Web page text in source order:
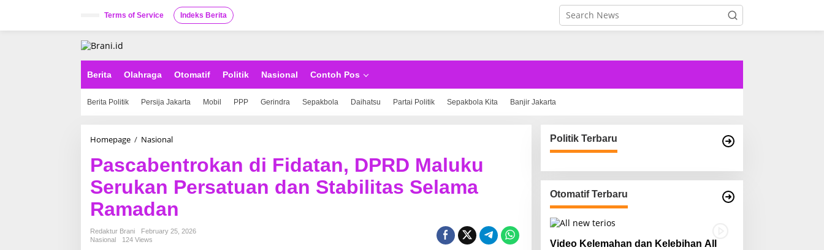
Terms of Service Indeks Berita
Berita Olahraga Otomatif Politik Nasional Contoh Pos
Berita Politik Persija Jakarta Mobil PPP Gerindra Sepakbola Daihatsu Partai Politik Sepakbola Kita Banjir Jakarta
Homepage / Nasional
s
c
a
b
e
n
t
Pascabentrokan di Fidatan, DPRD Maluku
Serukan Persatuan dan Stabilitas Selama
Ramadan
Redaktur Brani
February 25, 2026
Nasional
124 Views
Politik Terbaru
Otomatif Terbaru
Video Kelemahan dan Kelebihan All